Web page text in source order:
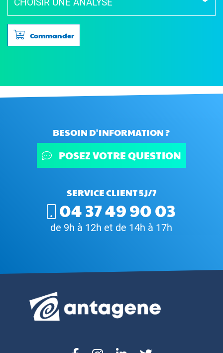
Commander
BESOIN D'INFORMATION ?
POSEZ VOTRE QUESTION
SERVICE CLIENT 5J/7
04 37 49 90 03
de 9h à 12h et de 14h à 17h